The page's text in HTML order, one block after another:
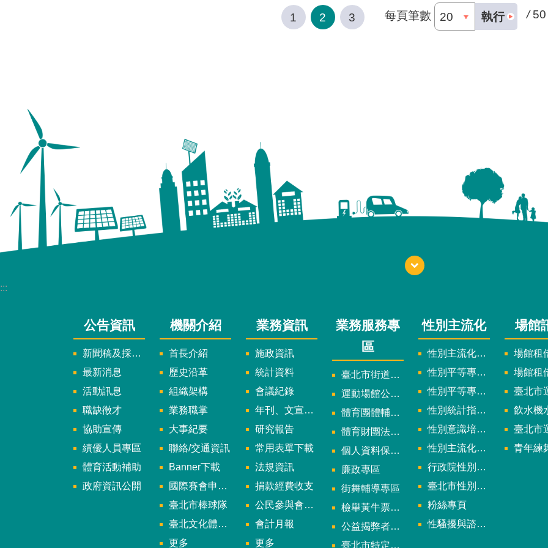
1 2 3 每頁筆數 執行 / 50
:::
公告資訊
新聞稿及採訪通知
最新消息
活動訊息
職缺徵才
協助宣傳
績優人員專區
體育活動補助
政府資訊公開
機關介紹
首長介紹
歷史沿革
組織架構
業務職掌
大事紀要
聯絡/交通資訊
Banner下載
國際賽會申辦暨籌辦小組
臺北市棒球隊
臺北文化體育園區
更多
業務資訊
施政資訊
統計資料
會議紀錄
年刊、文宣及出版品
研究報告
常用表單下載
法規資訊
捐款經費收支
公民參與會議資訊
會計月報
更多
業務服務專
區
臺北市街道遊戲申請專區
運動場館公司設立輔導專區
體育團體輔導訪視
體育財團法人/公益信託專區
個人資料保護專區
廉政專區
街舞輔導專區
檢舉黃牛票專區
公益揭弊者保護法專區
臺北市特定族群體適能指導證照參考名單申請認可計畫
性別主流化
性別主流化實施計畫暨細部計畫
性別平等專案小組委員名單
性別平等專案小組會議紀錄
性別統計指標及項目
性別意識培力、統計分析案、影響評估案
性別主流化年度成果報告
行政院性別平等會
臺北市性別平等辦公室
粉絲專頁
性騷擾與諮詢專區
場館
場館租
場館租
臺北市運
飲水機水質
臺北市運動中心
青年練舞據